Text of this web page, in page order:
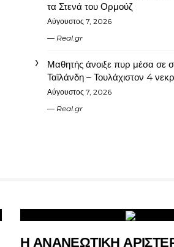
τα Στενά του Ορμούζ
Αύγουστος 7, 2026
Real.gr
Μαθητής άνοιξε πυρ μέσα σε
Ταϊλάνδη – Τουλάχιστον 4
Αύγουστος 7, 2026
Real.gr
Η ΑΝΑΝΕΩΤΙΚΗ